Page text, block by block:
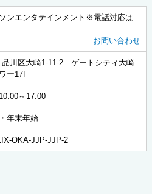
ソンエンタテインメント※電話対応は
お問い合わせ
品川区大崎1-11-2 ゲートシティ大崎
ー17F
～17:00
年末年始
OKA-JJP-JJP-2